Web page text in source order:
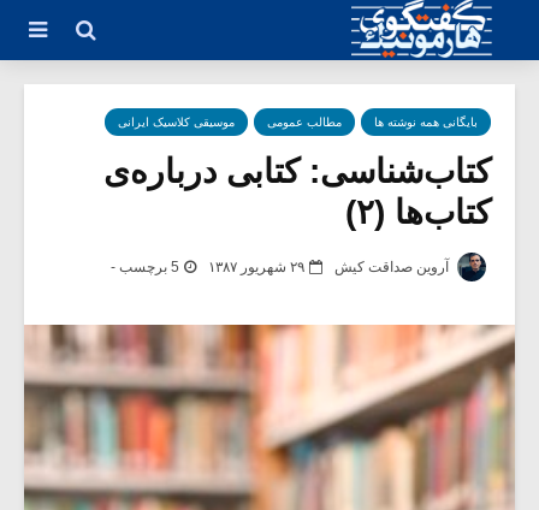
بایگانی همه نوشته ها مطالب عمومی موسیقی کلاسیک ایرانی
کتاب‌شناسی: کتابی درباره‌ی
کتاب‌ها (۲)
آروین صداقت کیش ۲۹ شهریور ۱۳۸۷ 5 برچسب -